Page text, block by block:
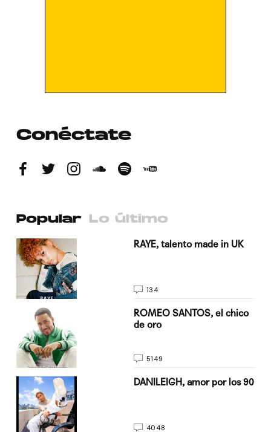
Conéctate
Popular Lo último
RAYE, talento made in UK
134
ROMEO SANTOS, el chico
de oro
5149
DANILEIGH, amor por los 90
4048